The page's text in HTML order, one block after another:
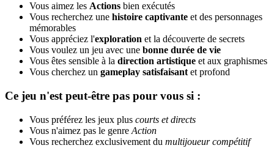
Vous aimez les Actions bien exécutés
Vous recherchez une histoire captivante et des personnages
mémorables
Vous appréciez l'exploration et la découverte de secrets
Vous voulez un jeu avec une bonne durée de vie
Vous êtes sensible à la direction artistique et aux graphismes
Vous cherchez un gameplay satisfaisant et profond
Ce jeu n'est peut-être pas pour vous si :
Vous préférez les jeux plus courts et directs
Vous n'aimez pas le genre Action
Vous recherchez exclusivement du multijoueur compétitif